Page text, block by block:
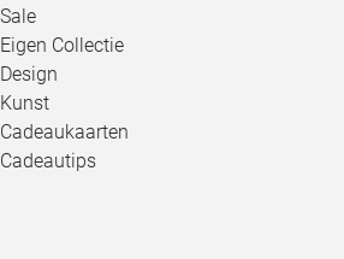
Sale
Eigen Collectie
Design
Kunst
Cadeaukaarten
Cadeautips